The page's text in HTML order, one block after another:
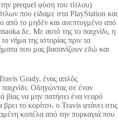
prequel φύση του τίτλου)
που είδαμε στα PlayStation και
από το μηδέν και ανεπτυγμένο από
δε. Με αυτό της το παιχνίδι, η
νήμα της ιστορίας πριν τα
που μας βασανίζουν εδώ και
Grady, ένας απλός
Οδηγώντας σε έναν
να μην πατήσει ένα νεαρό
το κορίτσι- ο Travis φτάνει στις
κοπέλα από την πυρκαγιά που